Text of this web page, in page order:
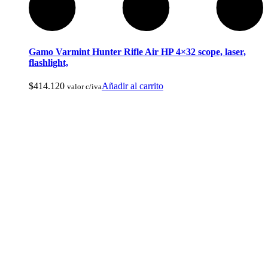
Ropa de Cacería y Militar
Gamo Varmint Hunter Rifle Air HP 4×32 scope, laser,
flashlight,
$414.120 valor c/ivaAñadir al carrito